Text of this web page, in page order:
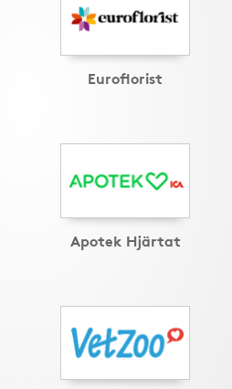
Euroflorist
Apotek Hjärtat